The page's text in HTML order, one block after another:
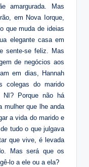
amargurada. Mas
em Nova Iorque,
que muda de ideias
elegante casa em
sente-se feliz. Mas
de negócios aos
em dias, Hannah
colegas do marido
Porque não há
mulher que lhe anda
a vida do marido e
tudo o que julgava
que vive, é levada
Mas será que os
lo a ele ou a ela?